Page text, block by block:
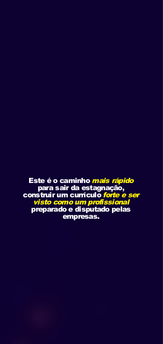
Este é o caminho mais rápido
para sair da estagnação,
construir um currículo forte e ser
visto como um profissional
preparado e disputado pelas
empresas.